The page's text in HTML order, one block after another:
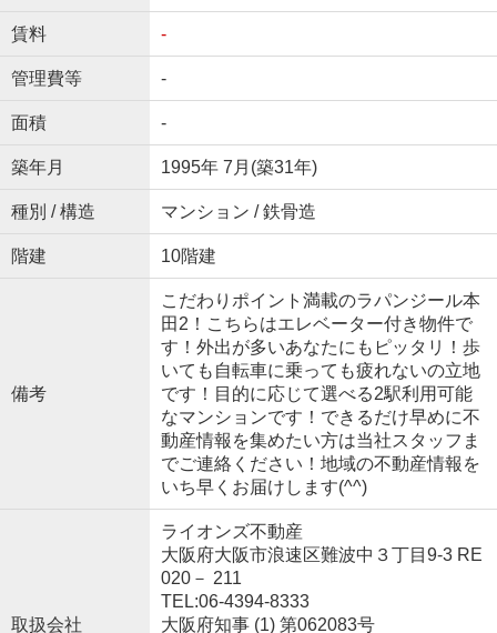
賃料 -
管理費等 -
面積 -
築年月 1995年 7月(築31年)
種別 / 構造 マンション / 鉄骨造
階建 10階建
備考
こだわりポイント満載のラパンジール本
田2！こちらはエレベーター付き物件で
す！外出が多いあなたにもピッタリ！歩
いても自転車に乗っても疲れないの立地
です！目的に応じて選べる2駅利用可能
なマンションです！できるだけ早めに不
動産情報を集めたい方は当社スタッフま
でご連絡ください！地域の不動産情報を
いち早くお届けします(^^)
取扱会社
ライオンズ不動産
大阪府大阪市浪速区難波中３丁目9-3 RE
020－ 211
TEL:06-4394-8333
大阪府知事 (1) 第062083号